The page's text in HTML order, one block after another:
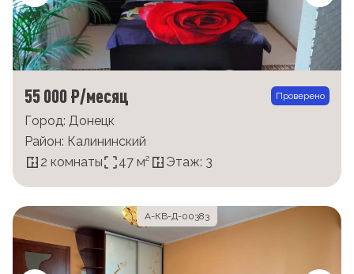
55 000 ₽/месяц Проверено
Город: Донецк
Район: Калининский
2 комнаты
47 м² Этаж: 3
А-КВ-Д-00383